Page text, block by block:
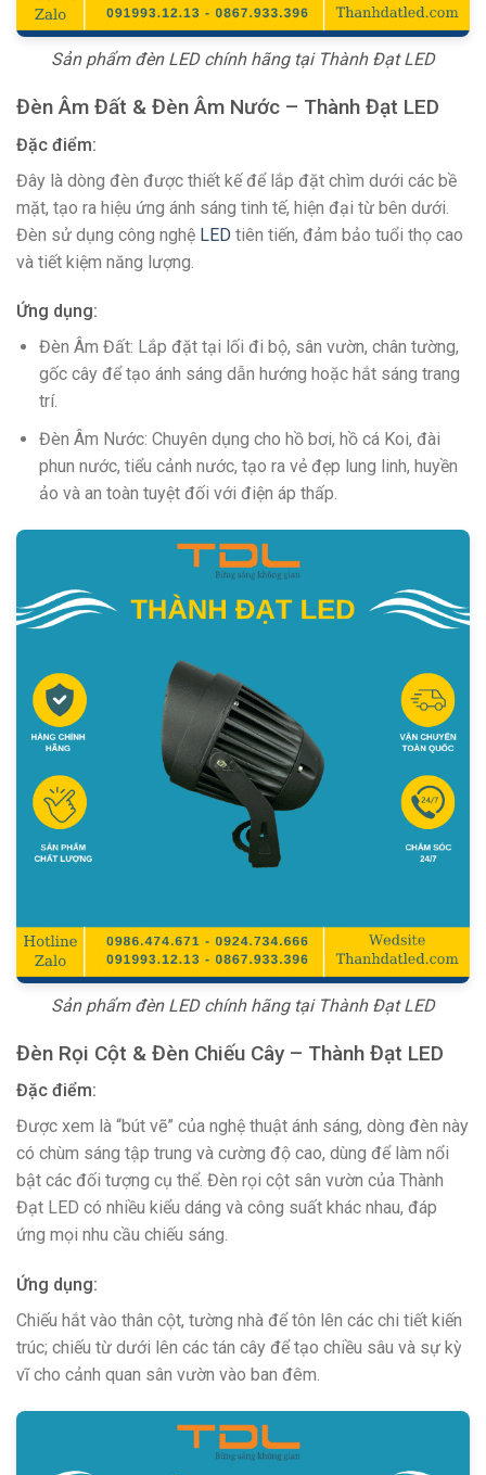
Sản phẩm đèn LED chính hãng tại Thành Đạt LED
Đèn Âm Đất & Đèn Âm Nước – Thành Đạt LED
Đặc điểm:
Đây là dòng đèn được thiết kế để lắp đặt chìm dưới các bề
mặt, tạo ra hiệu ứng ánh sáng tinh tế, hiện đại từ bên dưới.
Đèn sử dụng công nghệ LED tiên tiến, đảm bảo tuổi thọ cao
và tiết kiệm năng lượng.
Ứng dụng:
Đèn Âm Đất: Lắp đặt tại lối đi bộ, sân vườn, chân tường,
gốc cây để tạo ánh sáng dẫn hướng hoặc hắt sáng trang
trí.
Đèn Âm Nước: Chuyên dụng cho hồ bơi, hồ cá Koi, đài
phun nước, tiểu cảnh nước, tạo ra vẻ đẹp lung linh, huyền
ảo và an toàn tuyệt đối với điện áp thấp.
Sản phẩm đèn LED chính hãng tại Thành Đạt LED
Đèn Rọi Cột & Đèn Chiếu Cây – Thành Đạt LED
Đặc điểm:
Được xem là “bút vẽ” của nghệ thuật ánh sáng, dòng đèn này
có chùm sáng tập trung và cường độ cao, dùng để làm nổi
bật các đối tượng cụ thể. Đèn rọi cột sân vườn của Thành
Đạt LED có nhiều kiểu dáng và công suất khác nhau, đáp
ứng mọi nhu cầu chiếu sáng.
Ứng dụng:
Chiếu hắt vào thân cột, tường nhà để tôn lên các chi tiết kiến
trúc; chiếu từ dưới lên các tán cây để tạo chiều sâu và sự kỳ
vĩ cho cảnh quan sân vườn vào ban đêm.